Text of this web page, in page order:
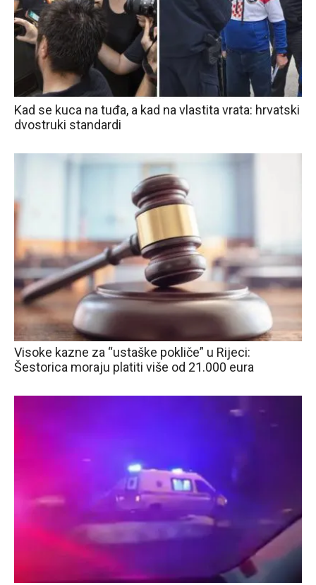
Kad se kuca na tuđa, a kad na vlastita vrata: hrvatski
dvostruki standardi
Visoke kazne za “ustaške pokliče” u Rijeci:
Šestorica moraju platiti više od 21.000 eura